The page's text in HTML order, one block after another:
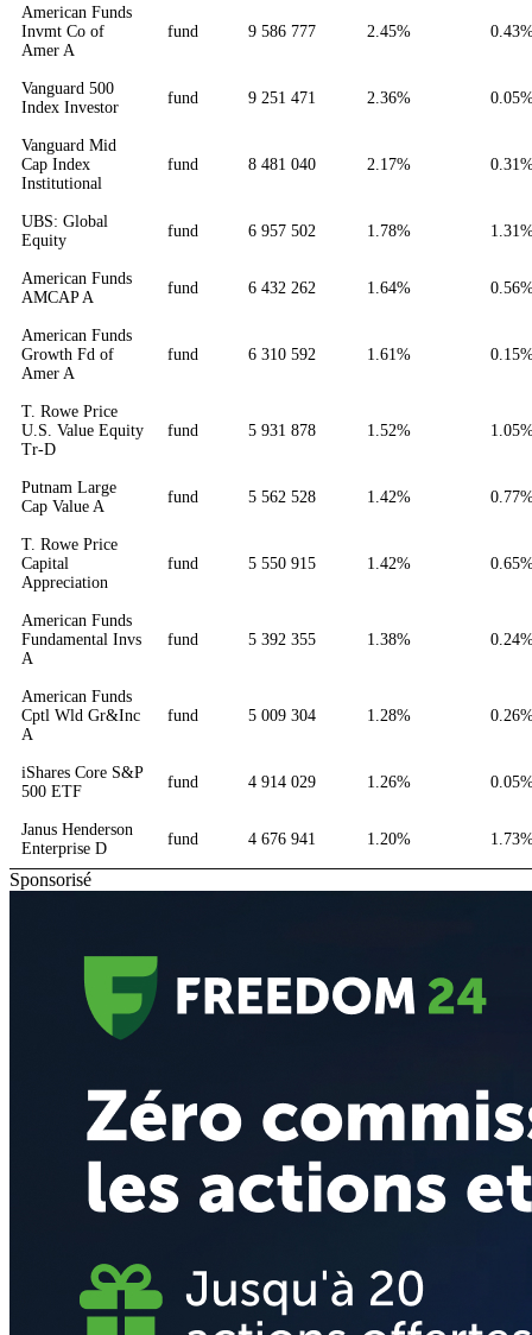
American Funds
Invmt Co of
Amer A
fund 9 586 777 2.45%
Vanguard 500
Index Investor
fund 9 251 471 2.36%
Vanguard Mid
Cap Index
Institutional
fund 8 481 040 2.17%
UBS: Global
Equity
fund 6 957 502 1.78%
American Funds
AMCAP A
fund 6 432 262 1.64%
American Funds
Growth Fd of
Amer A
fund 6 310 592 1.61%
T. Rowe Price
U.S. Value Equity
Tr-D
fund 5 931 878 1.52%
Putnam Large
Cap Value A
fund 5 562 528 1.42%
T. Rowe Price
Capital
Appreciation
fund 5 550 915 1.42%
American Funds
Fundamental Invs
A
fund 5 392 355 1.38%
American Funds
Cptl Wld Gr&Inc
A
fund 5 009 304 1.28%
iShares Core S&P
500 ETF
fund 4 914 029 1.26%
Janus Henderson
Enterprise D
fund 4 676 941 1.20%
Sponsorisé